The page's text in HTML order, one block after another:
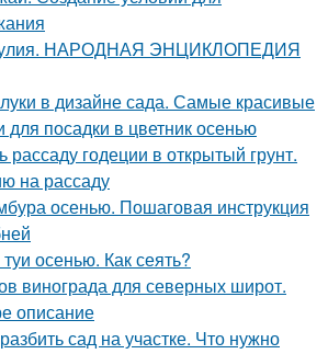
НАРОДНАЯ ЭНЦИКЛОПЕДИЯ
в дизайне сада. Самые красивые
для посадки в цветник осенью
рассаду годеции в открытый грунт.
на рассаду
осенью. Пошаговая инструкция
осенью. Как сеять?
винограда для северных широт.
описание
сад на участке. Что нужно